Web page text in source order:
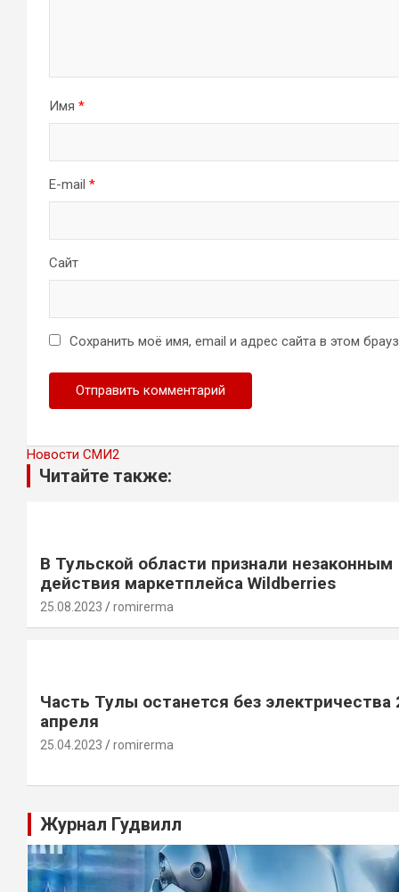
Имя *
E-mail *
Сайт
Сохранить моё имя, email и адрес сайта в этом
Новости СМИ2
Читайте также:
В Тульской области признали незаконным
действия маркетплейса Wildberries
25.08.2023 romirerma
Часть Тулы останется без электричества
апреля
25.04.2023 romirerma
Журнал Гудвилл